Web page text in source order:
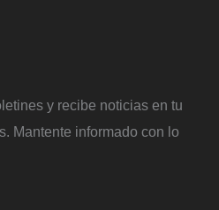
y recibe noticias en tu
Mantente informado con lo